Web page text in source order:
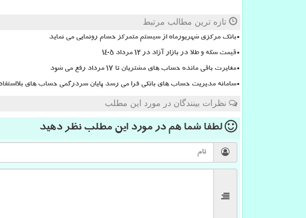
تازه ترین مطالب مرتبط
بانک مرکزی شهریورماه از سیستم متمرکز حسام رونمایی می نماید
قیمت سکه و طلا در بازار آزاد در ۱۲ مرداد ۱۴۰۵
مغایرت باقی مانده حساب های مشتریان تا 17 مرداد رفع می شود
سامانه مدیریت حساب های بانکی فرا می رسد پایان سردرگمی حساب های
نظرات بینندگان در مورد این مطلب
لطفا شما همدر مورد این مطلب نظر دهید